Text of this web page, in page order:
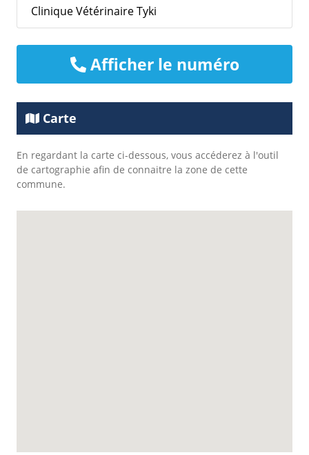
Clinique Vétérinaire Tyki
Afficher le numéro
Carte
En regardant la carte ci-dessous, vous accéderez à l'outil
de cartographie afin de connaitre la zone de cette
commune.